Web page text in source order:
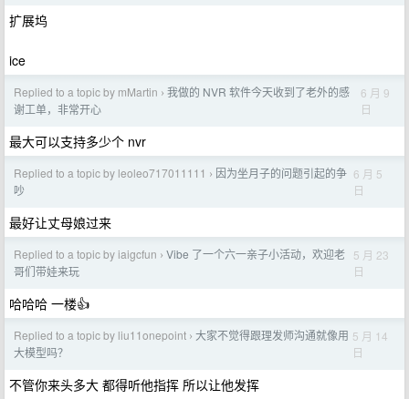
扩展坞
ice
Replied to a topic by mMartin › 我做的 NVR 软件今天收到了老外的感
谢工单，非常开心
6 月 9
日
最大可以支持多少个 nvr
Replied to a topic by leoleo717011111 › 因为坐月子的问题引起的争
吵
6 月 5
日
最好让丈母娘过来
Replied to a topic by iaigcfun › Vibe 了一个六一亲子小活动，欢迎老
哥们带娃来玩
5 月 23
日
哈哈哈 一楼👍
Replied to a topic by liu11onepoint › 大家不觉得跟理发师沟通就像用
大模型吗？
5 月 14
日
不管你来头多大 都得听他指挥 所以让他发挥